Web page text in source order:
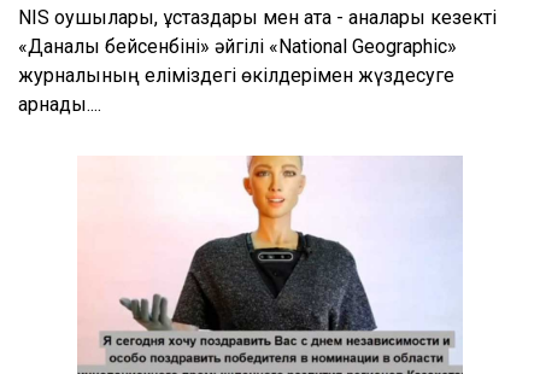
NIS оқушылары, ұстаздары мен ата - аналары кезекті
«Даналық бейсенбіні» әйгілі «National Geographic»
журналының еліміздегі өкілдерімен жүздесуге
арнады....